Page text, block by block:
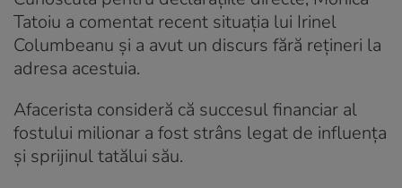
Tatoiu a comentat recent situația lui Irinel
Columbeanu și a avut un discurs fără rețineri la
adresa acestuia.
Afacerista consideră că succesul financiar al
fostului milionar a fost strâns legat de influența
și sprijinul tatălui său.